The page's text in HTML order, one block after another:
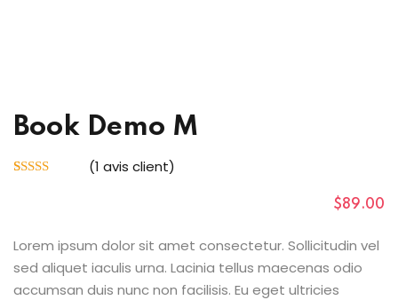
Book Demo M
client
(1 avis client)
$89.00
Lorem ipsum dolor sit amet consectetur. Sollicitudin vel
sed aliquet iaculis urna. Lacinia tellus maecenas odio
accumsan duis nunc non facilisis. Eu eget ultricies